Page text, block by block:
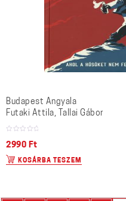
Budapest Angyala
Futaki Attila, Tallai Gábor
2990 Ft
KOSÁRBA TESZEM